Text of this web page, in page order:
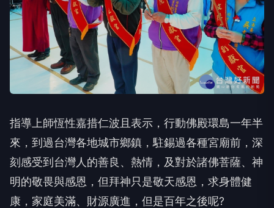
指導上師恆性嘉措仁波且表示，行動佛殿環島一年半
來，到過台灣各地城市鄉鎮，駐錫過各種宮廟前，深
刻感受到台灣人的善良、熱情，及對於諸佛菩薩、神
明的敬畏與感恩，但拜神只是敬天感恩，求身體健
康，家庭美滿、財源廣進，但是百年之後呢?